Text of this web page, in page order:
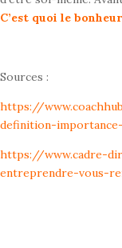
C’est quoi le
Sources :
https://
definition-
https://www.cadre-
entreprendre-vous-